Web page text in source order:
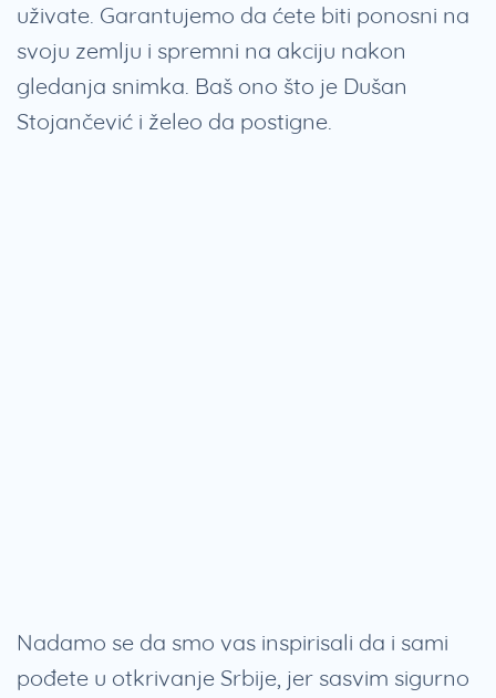
uživate. Garantujemo da ćete biti ponosni na
svoju zemlju i spremni na akciju nakon
gledanja snimka. Baš ono što je Dušan
Stojančević i želeo da postigne.
Nadamo se da smo vas inspirisali da i sami
pođete u otkrivanje Srbije, jer sasvim sigurno